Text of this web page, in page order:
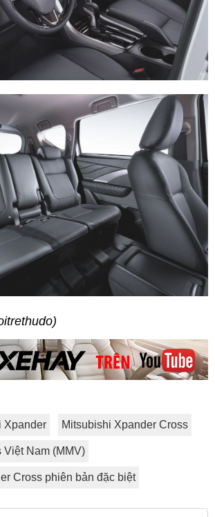
Xpander Mitsubishi Xpander Cross
Việt Nam (MMV)
Cross phiên bản đặc biệt